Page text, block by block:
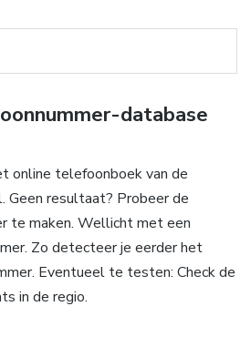
database
online telefoonboek van de
Geen resultaat? Probeer de
te maken. Wellicht met een
Zo detecteer je eerder het
Eventueel te testen: Check de
in de regio.